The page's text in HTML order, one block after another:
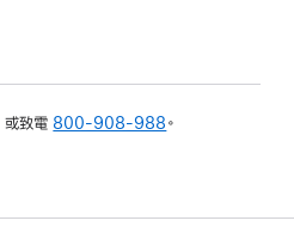
或致電 800-908-988 。